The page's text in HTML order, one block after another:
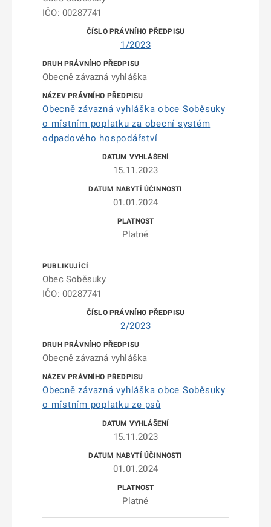
IČO: 00287741
1/2023
Obecně závazná vyhláška
Obecně závazná vyhláška obce Soběsuky
o místním poplatku za obecní systém
odpadového hospodářství
15.11.2023
01.01.2024
Platné
Obec Soběsuky
IČO: 00287741
2/2023
Obecně závazná vyhláška
Obecně závazná vyhláška obce Soběsuky
o místním poplatku ze psů
15.11.2023
01.01.2024
Platné